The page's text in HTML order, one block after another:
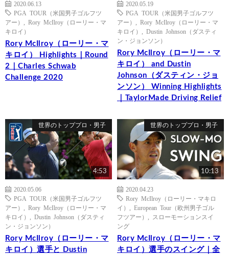
2020.06.13
PGA TOUR（米国男子ゴルフツ
アー）
Rory McIlroy（ローリー・マ
キロイ）
Rory McIlroy（ローリー・マ
キロイ） Highlights｜Round
2｜Charles Schwab
Challenge 2020
2020.05.19
PGA TOUR（米国男子ゴルフツ
アー）
Rory McIlroy（ローリー・マ
キロイ）
Dustin Johnson（ダスティ
ン・ジョンソン）
Rory McIlroy（ローリー・マ
キロイ） and Dustin
Johnson（ダスティン・ジョ
ンソン） Winning Highlights
｜TaylorMade Driving Relief
世界のトッププロ・男子
4:53
2020.05.06
PGA TOUR（米国男子ゴルフツ
アー）
Rory McIlroy（ローリー・マ
キロイ）
Dustin Johnson（ダスティ
ン・ジョンソン）
Rory McIlroy（ローリー・マ
キロイ）選手と Dustin
世界のトッププロ・男子
10:13
2020.04.23
Rory McIlroy（ローリー・マキロ
イ）
European Tour（欧州男子ゴル
フツアー）
スローモーションスイ
ング
Rory McIlroy（ローリー・マ
キロイ）選手のスイング｜全